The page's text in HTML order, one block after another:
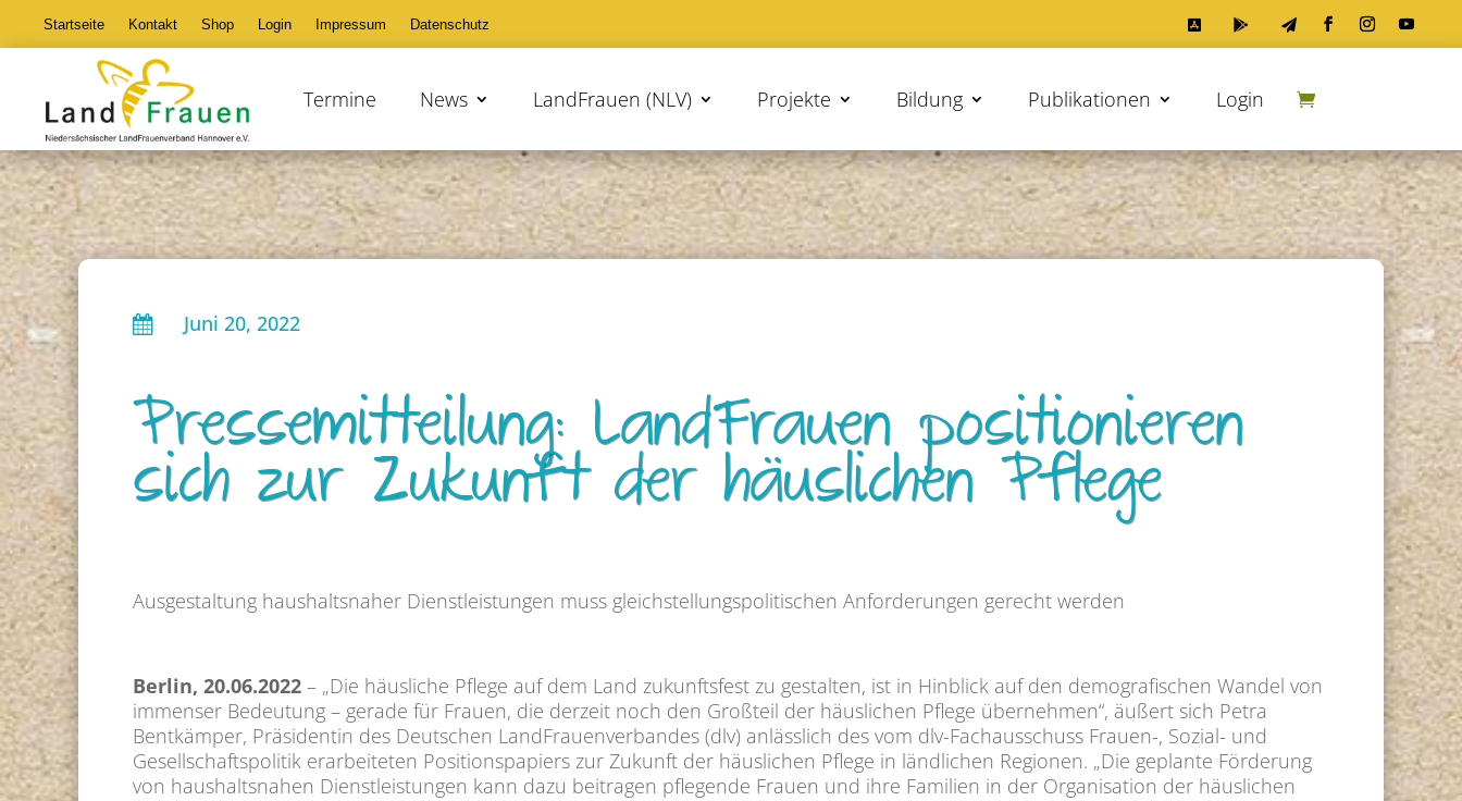
Startseite Kontakt Shop Login Impressum Datenschutz 


Termine News LandFrauen (NLV) Projekte Bildung Publikationen Login
 Juni 20, 2022
Pressemitteilung: LandFrauen positionieren
sich zur Zukunft der häuslichen Pflege
Ausgestaltung haushaltsnaher Dienstleistungen muss gleichstellungspolitischen Anforderungen gerecht werden
Berlin, 20.06.2022 – „Die häusliche Pflege auf dem Land zukunftsfest zu gestalten, ist in Hinblick auf den demografischen Wandel von
immenser Bedeutung – gerade für Frauen, die derzeit noch den Großteil der häuslichen Pflege übernehmen“, äußert sich Petra
Bentkämper, Präsidentin des Deutschen LandFrauenverbandes (dlv) anlässlich des vom dlv-Fachausschuss Frauen-, Sozial- und
Gesellschaftspolitik erarbeiteten Positionspapiers zur Zukunft der häuslichen Pflege in ländlichen Regionen. „Die geplante Förderung
von haushaltsnahen Dienstleistungen kann dazu beitragen pflegende Frauen und ihre Familien in der Organisation der häuslichen